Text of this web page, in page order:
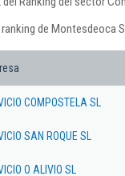
de Montesdeoca
COMPOSTELA SL
SAN ROQUE SL
O ALIVIO SL